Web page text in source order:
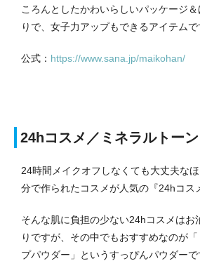
ころんとしたかわいらしいパッケージ
りで、女子力アップもできるアイテムで
公式： https://www.sana.jp/maikohan/
24hコスメ／ミネラルトー
24時間メイクオフしなくても大丈夫な
分で作られたコスメが人気の『24hコス
そんな肌に負担の少ない24hコスメはお
りですが、その中でもおすすめなのが
プパウダー」というすっぴんパウダーで